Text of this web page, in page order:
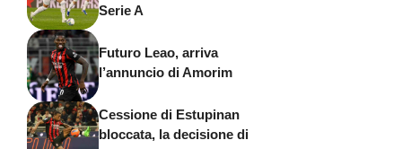
Serie A
Futuro Leao, arriva
l’annuncio di Amorim
Cessione di Estupinan
bloccata, la decisione di